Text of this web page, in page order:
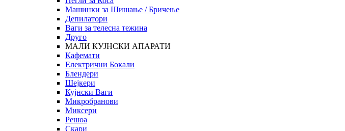
Машинки за Шишање / Бричење
Депилатори
Ваги за телесна тежина
Друго
МАЛИ КУЈНСКИ АПАРАТИ
Кафемати
Електрични Бокали
Блендери
Шејкери
Кујнски Ваги
Микробранови
Миксери
Решоа
Скари